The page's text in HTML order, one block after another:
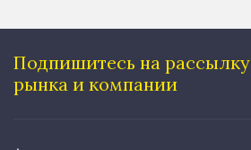
Подпишитесь на рассылку
рынка и компании